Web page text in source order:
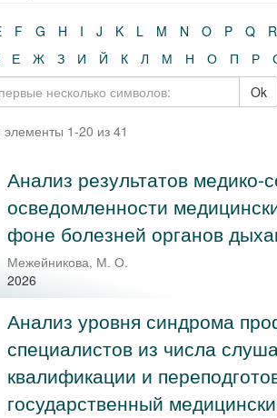
F G H I J K L M N O P Q R
Е Ж З И Й К Л М Н О П Р
Ok
1-20 из 41
Анализ результатов медико-
осведомленности
фоне болезней органов
Межейникова, М. О.
2026
Анализ уровня синдрома
специалистов из числа
квалификации и
государственный